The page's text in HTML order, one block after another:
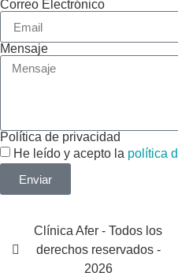
Correo Electrónico
Mensaje
Política de privacidad
He leído y acepto la política
Enviar
Clínica Afer - Todos los
derechos reservados -
2026